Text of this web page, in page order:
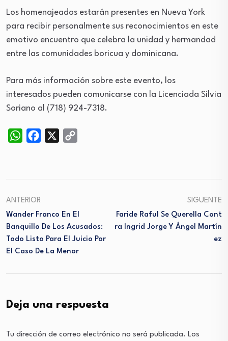
Los homenajeados estarán presentes en Nueva York
para recibir personalmente sus reconocimientos en este
emotivo encuentro que celebra la unidad y hermandad
entre las comunidades boricua y dominicana.
Para más información sobre este evento, los
interesados pueden comunicarse con la Licenciada Silvia
Soriano al (718) 924-7318.
WhatsAppFacebook
ANTERIOR
Wander Franco En El
Banquillo De Los Acusados:
Todo Listo Para El Juicio Por
El Caso De La Menor
SIGUENTE
Faride Raful Se Querella Cont
Ra Ingrid Jorge Y Ángel Martín
Ez
Deja una respuesta
Tu dirección de correo electrónico no será publicada. Los